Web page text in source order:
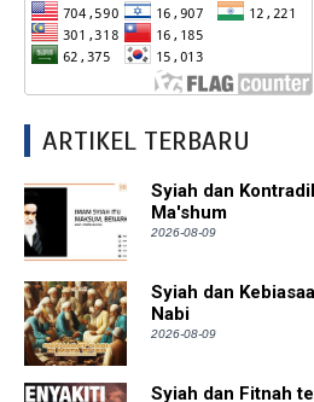
ARTIKEL TERBARU
Syiah dan
Ma'shum
2026-08-09
Syiah dan
Nabi
2026-08-09
Syiah dan Fitnah